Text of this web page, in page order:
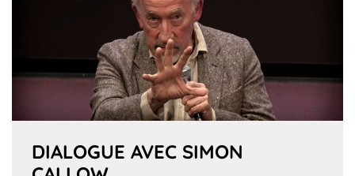
DIALOGUE AVEC SIMON